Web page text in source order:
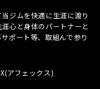
ジムを快適に生涯に渡り
心と身体のパートナーと
ポート等、取組んで参り
アフェックス)